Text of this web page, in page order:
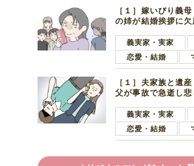
［１］嫁いびり義
の姉が結婚挨拶に
義実家・実家
恋愛・結婚
［１］夫家族と遺
父が事故で急逝し
ます夫
義実家・実家
恋愛・結婚